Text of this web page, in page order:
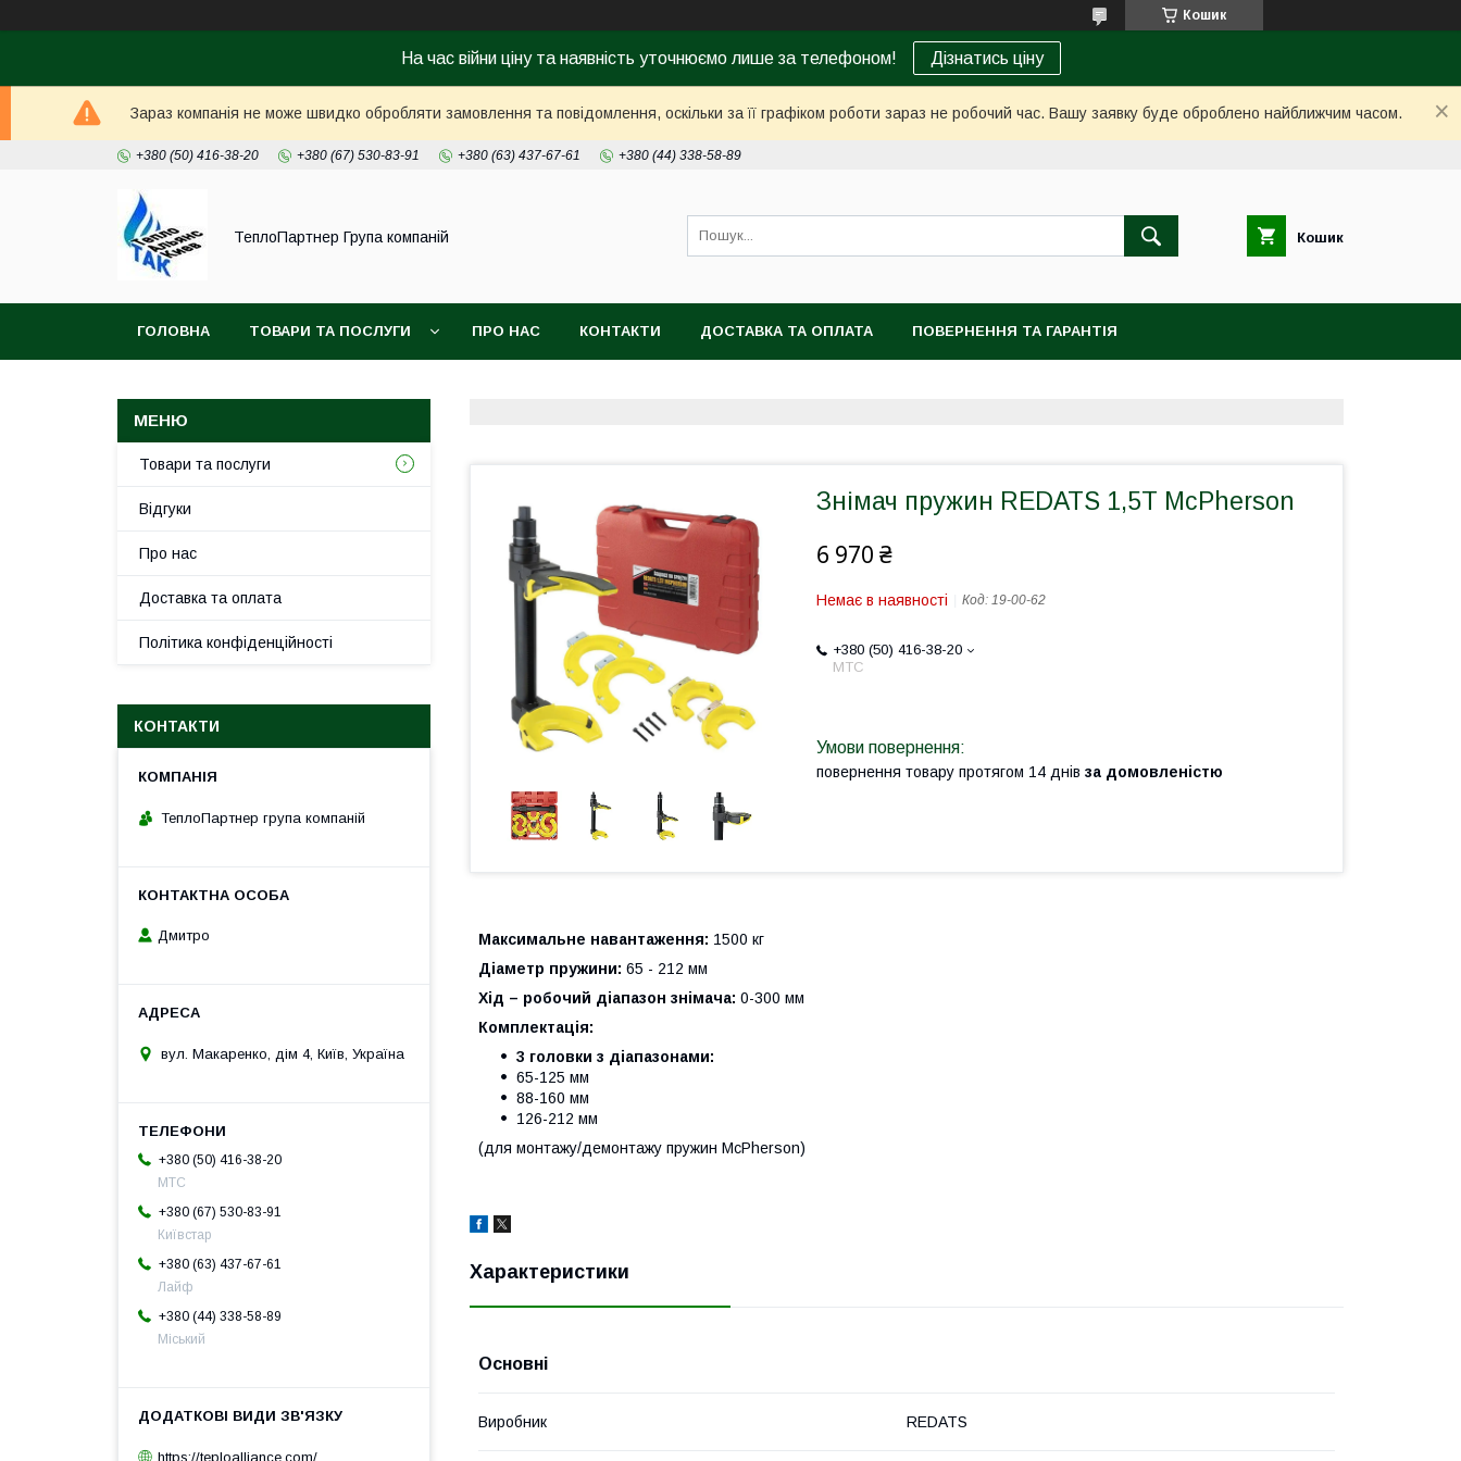
Кошик
На час війни ціну та наявність уточнюємо лише за телефоном! Дізнатись ціну
Зараз компанія не може швидко обробляти замовлення та повідомлення, оскільки за її графіком роботи зараз не робочий час. Вашу заявку буде оброблено найближчим часом.
+380 (50) 416-38-20 +380 (67) 530-83-91 +380 (63) 437-67-61 +380 (44) 338-58-89
ТеплоПартнер Група компаній Кошик
ГОЛОВНА ТОВАРИ ТА ПОСЛУГИ ПРО НАС КОНТАКТИ ДОСТАВКА ТА ОПЛАТА ПОВЕРНЕННЯ ТА ГАРАНТІЯ
Знімач пружин REDATS 1,5T McPherson
6 970 ₴
Немає в наявності Код: 19-00-62
+380 (50) 416-38-20
МТС
повернення товару протягом 14 днів за домовленістю
Максимальне навантаження: 1500 кг
Діаметр пружини: 65 - 212 мм
Хід – робочий діапазон знімача: 0-300 мм
Комплектація:
3 головки з діапазонами:
65-125 мм
88-160 мм
126-212 мм
(для монтажу/демонтажу пружин McPherson)
Характеристики
Основні
Виробник REDATS
Товари та послуги
Відгуки
Про нас
Доставка та оплата
Політика конфіденційності
КОНТАКТИ
ТеплоПартнер група компаній
Дмитро
вул. Макаренко, дім 4, Київ, Україна
+380 (50) 416-38-20
МТС
+380 (67) 530-83-91
Київстар
+380 (63) 437-67-61
Лайф
+380 (44) 338-58-89
Міський
https://teploalliance.com/